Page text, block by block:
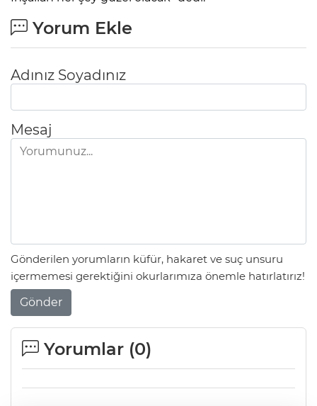
Yorum Ekle
Adınız Soyadınız
Mesaj
Gönderilen yorumların küfür, hakaret ve suç unsuru
içermemesi gerektiğini okurlarımıza önemle hatırlatırız!
Gönder
Yorumlar (0)